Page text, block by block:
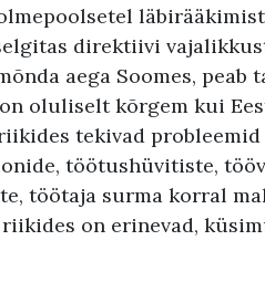
direktiivi
aega Soomes, peab
oluliselt kõrgem kui
tekivad
töötushüvitiste,
töötaja surma korral
on erinevad,